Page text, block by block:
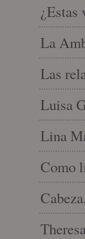
¿Estas
La
Las
Luisa
Lina
Como